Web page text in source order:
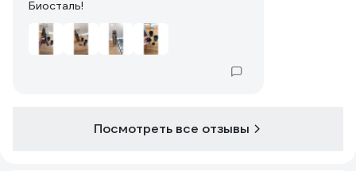
Посмотреть все отзывы